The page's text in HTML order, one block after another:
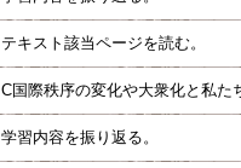
テキスト該当ページを読む。
C国際秩序の変化や大衆化と私
学習内容を振り返る。